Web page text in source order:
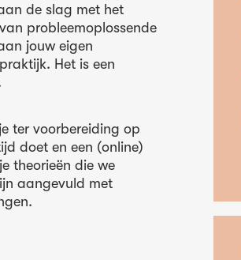
de slag met het
probleemoplossende
jouw eigen
Het is een
ter voorbereiding op
doet en een (online)
theorieën die we
aangevuld met